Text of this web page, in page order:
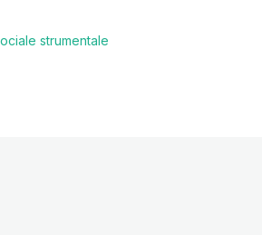
strumentale